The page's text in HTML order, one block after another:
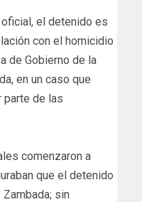
el detenido es
con el homicidio
de Gobierno de la
en un caso que
parte de las
comenzaron a
que el detenido
Zambada; sin